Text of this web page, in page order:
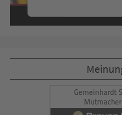
Mehr
powered by
Management